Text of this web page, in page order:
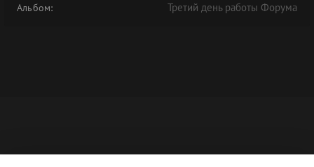
Альбом: Третий день работы Форума